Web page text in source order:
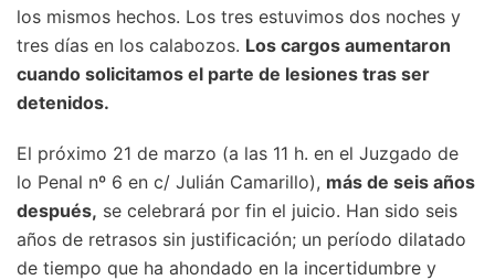
los mismos hechos. Los tres estuvimos dos noches y
tres días en los calabozos. Los cargos aumentaron
cuando solicitamos el parte de lesiones tras ser
detenidos.
El próximo 21 de marzo (a las 11 h. en el Juzgado de
lo Penal nº 6 en c/ Julián Camarillo), más de seis años
después, se celebrará por fin el juicio. Han sido seis
años de retrasos sin justificación; un período dilatado
de tiempo que ha ahondado en la incertidumbre y